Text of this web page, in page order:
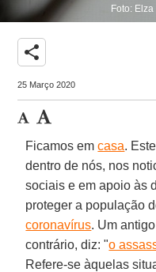
Foto:
share
25 Março 2020
Ficamos emcasa.
dentro de nós, nos
sociais e em apoio às
proteger a população
coronavírus. Um
contrário, diz: "o
Refere-se àquelas